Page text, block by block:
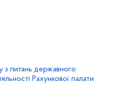
з питань державного
Рахункової палати